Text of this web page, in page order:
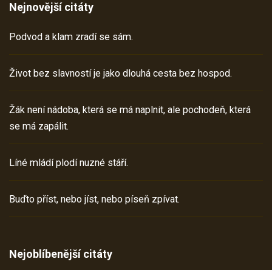
Nejnovější citáty
Podvod a klam zradí se sám.
Život bez slavností je jako dlouhá cesta bez hospod.
Žák není nádoba, která se má naplnit, ale pochodeň, která
se má zapálit.
Líné mládí plodí nuzné stáří.
Buďto příst, nebo jíst, nebo píseň zpívat.
Nejoblíbenější citáty